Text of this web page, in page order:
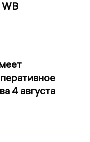
4 августа